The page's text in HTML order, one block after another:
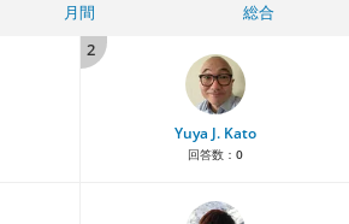
月間
総合
2
Yuya J. Kato
回答数： 0